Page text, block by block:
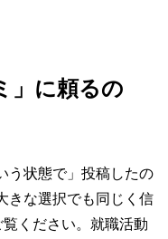
」に頼るの
う状態で」投稿したの
きな選択でも同じく信
ください。就職活動